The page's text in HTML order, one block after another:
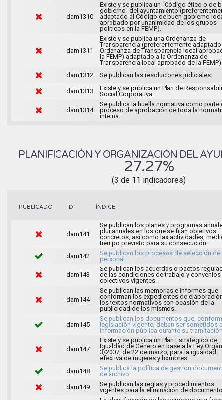
dam1310
Existe y se publica un “Código ético o de
gobierno" del ayuntamiento
adaptado al Código de buen gobierno
aprobado por unanimidad de los grupos
políticos en la FEMP).
dam1311
Existe y se publica una Ordenanza de
Transparencia (preferentemente adaptado
Ordenanza de Transparencia local
la FEMP).adaptado a la Ordenanza de
Transparencia local aprobado de la FEMP).
dam1312
Se publican las resoluciones judiciales.
dam1313
Existe y se publica un Plan de
Social Corporativa.
dam1314
Se publica la huella normativa como parte
proceso de aprobación de toda la
interna.
PLANIFICACIÓN Y ORGANIZACIÓN DEL
27.27%
(3 de 11 indicadores)
PUBLICADO ID ÍNDICE
dam141
Se publican los planes y programas
plurianuales en los que se fijan objetivos
concretos, así como las actividades,
tiempo previsto para su consecución.
dam142
Se publican los procesos de selección de
personal.
dam143
Se publican los acuerdos o pactos
de las condiciones de trabajo y convenios
colectivos vigentes.
dam144
Se publican las memorias e informes que
conforman los expedientes de
los textos normativos con ocasión de la
publicidad de los mismos.
dam145
Se publican los documentos que,
legislación vigente, deban ser sometidos a
información pública durante su
dam147
Existe y se publica un Plan Estratégico de
Igualdad de Género en base a la Ley
3/2007, de 22 de marzo, para la igualdad
efectiva de mujeres y hombres
dam148
Se publica la política de gestión
de archivo.
dam149
Se publican las reglas y procedimientos
vigentes para la eliminación de